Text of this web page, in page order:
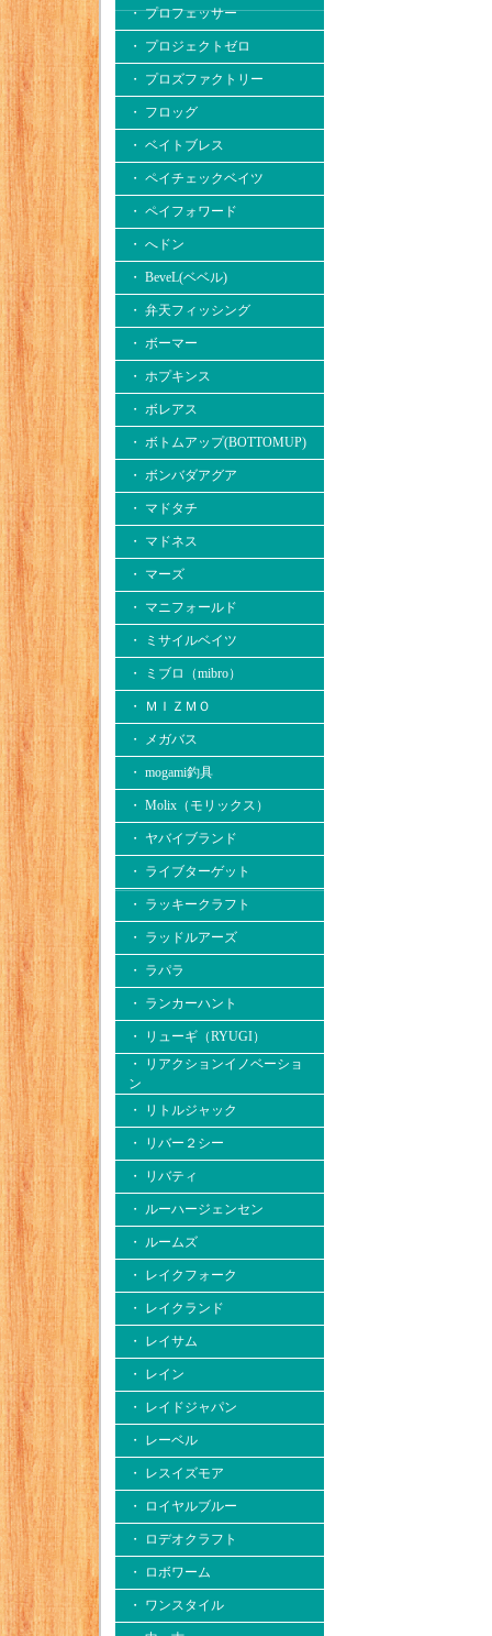
・ プロフェッサー
・ プロジェクトゼロ
・ プロズファクトリー
・ フロッグ
・ ベイトブレス
・ ペイチェックベイツ
・ ペイフォワード
・ へドン
・ BeveL(ベベル)
・ 弁天フィッシング
・ ボーマー
・ ホプキンス
・ ボレアス
・ ボトムアップ(BOTTOMUP)
・ ボンバダアグア
・ マドタチ
・ マドネス
・ マーズ
・ マニフォールド
・ ミサイルベイツ
・ ミブロ（mibro）
・ ＭＩＺＭＯ
・ メガバス
・ mogami釣具
・ Molix（モリックス）
・ ヤバイブランド
・ ライブターゲット
・ ラッキークラフト
・ ラッドルアーズ
・ ラパラ
・ ランカーハント
・ リューギ（RYUGI）
・ リアクションイノベーショ
ン
・ リトルジャック
・ リバー２シー
・ リバティ
・ ルーハージェンセン
・ ルームズ
・ レイクフォーク
・ レイクランド
・ レイサム
・ レイン
・ レイドジャパン
・ レーベル
・ レスイズモア
・ ロイヤルブルー
・ ロデオクラフト
・ ロボワーム
・ ワンスタイル